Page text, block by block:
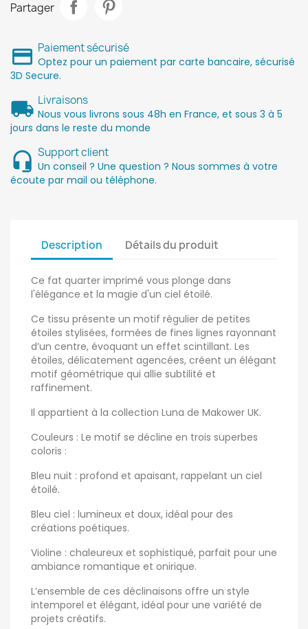
Partager
Paiement sécurisé
Optez pour un paiement par carte bancaire, sécurisé
3D Secure.
Livraisons
Nous vous livrons sous 48h en France, et sous 3 à 5
jours dans le reste du monde
Support client
Un conseil ? Une question ? Nous sommes à votre
écoute par mail ou téléphone.
Description Détails du produit
Ce fat quarter imprimé vous plonge dans
l'élégance et la magie d'un ciel étoilé.
Ce tissu présente un motif régulier de petites
étoiles stylisées, formées de fines lignes rayonnant
d’un centre, évoquant un effet scintillant. Les
étoiles, délicatement agencées, créent un élégant
motif géométrique qui allie subtilité et
raffinement.
Il appartient à la collection Luna de Makower UK.
Couleurs : Le motif se décline en trois superbes
coloris :
Bleu nuit : profond et apaisant, rappelant un ciel
étoilé.
Bleu ciel : lumineux et doux, idéal pour des
créations poétiques.
Violine : chaleureux et sophistiqué, parfait pour une
ambiance romantique et onirique.
L’ensemble de ces déclinaisons offre un style
intemporel et élégant, idéal pour une variété de
projets créatifs.